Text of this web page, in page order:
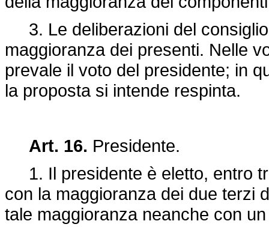
3. Le deliberazioni del
maggioranza dei presenti. Nelle
prevale il voto del presidente; in
la proposta si intende respinta.
Art. 16. Presidente.
1. Il presidente è eletto, entro
con la maggioranza dei due terzi
tale maggioranza neanche con